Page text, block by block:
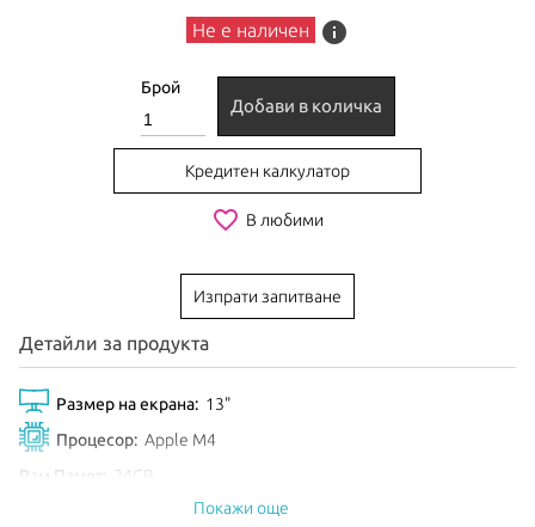
Не е наличен info
Брой
Добави в количка
Кредитен калкулатор
favorite_border В любими
Изпрати запитване
Детайли за продукта
Размер на екрана: 13"
Процесор: Apple M4
Рам Памет:
24GB
512GB SSD
Покажи още